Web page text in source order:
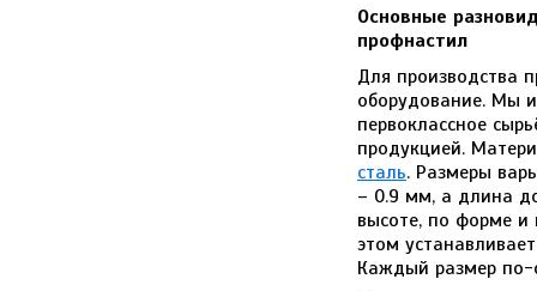
Основные
профнастил
Для производства
оборудование. Мы
первоклассное
продукцией.
сталь. Размеры
– 0.9 мм, а длина
высоте, по форме и
этом
Каждый размер по-